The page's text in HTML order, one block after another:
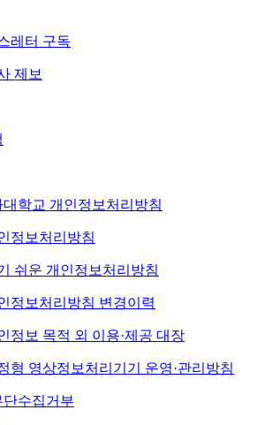
레터 구독
제보
대학교 개인정보처리방침
정보처리방침
쉬운 개인정보처리방침
정보처리방침 변경이력
정보 목적 외 이용·제공 대장
형 영상정보처리기기 운영·관리방침
단수집거부